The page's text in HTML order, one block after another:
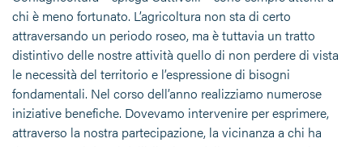
chi è meno fortunato. L’agricoltura non sta di certo
attraversando un periodo roseo, ma è tuttavia un tratto
distintivo delle nostre attività quello di non perdere di vista
le necessità del territorio e l’espressione di bisogni
fondamentali. Nel corso dell’anno realizziamo numerose
iniziative benefiche. Dovevamo intervenire per esprimere,
attraverso la nostra partecipazione, la vicinanza a chi ha